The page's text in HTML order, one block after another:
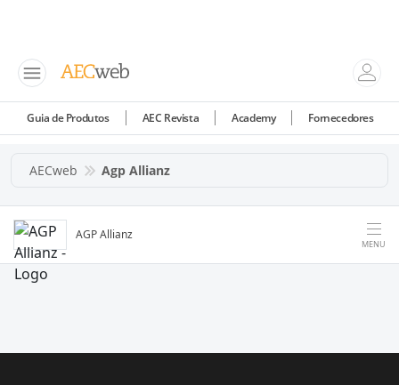
Guia de Produtos AEC Revista Academy Fornecedores
AECweb Agp Allianz
AGP Allianz
MENU